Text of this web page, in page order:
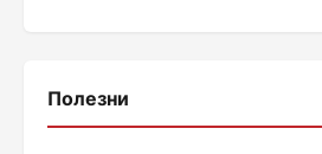
Полезни